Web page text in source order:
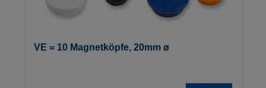
VE = 10 Magnetköpfe, 20mm ø